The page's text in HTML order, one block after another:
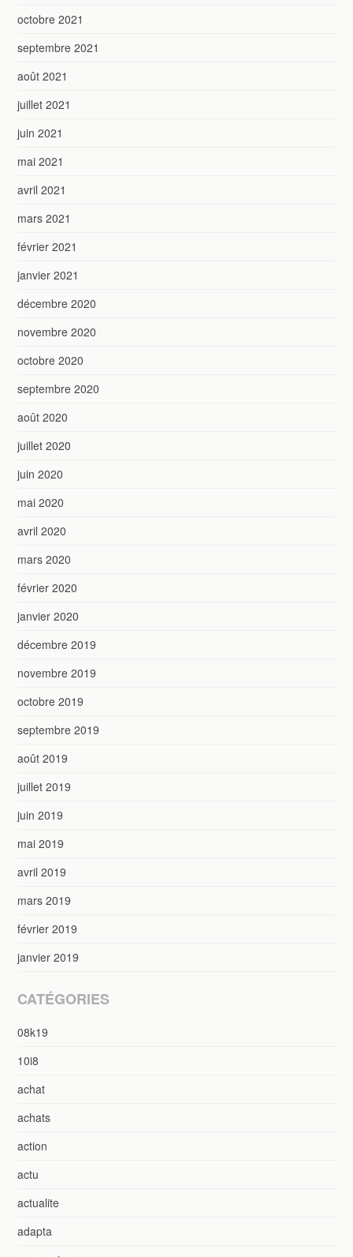
octobre 2021
septembre 2021
août 2021
juillet 2021
juin 2021
mai 2021
avril 2021
mars 2021
février 2021
janvier 2021
décembre 2020
novembre 2020
octobre 2020
septembre 2020
août 2020
juillet 2020
juin 2020
mai 2020
avril 2020
mars 2020
février 2020
janvier 2020
décembre 2019
novembre 2019
octobre 2019
septembre 2019
août 2019
juillet 2019
juin 2019
mai 2019
avril 2019
mars 2019
février 2019
janvier 2019
CATÉGORIES
08k19
10i8
achat
achats
action
actu
actualite
adapta